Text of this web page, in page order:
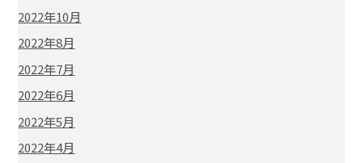
2022年10月
2022年8月
2022年7月
2022年6月
2022年5月
2022年4月